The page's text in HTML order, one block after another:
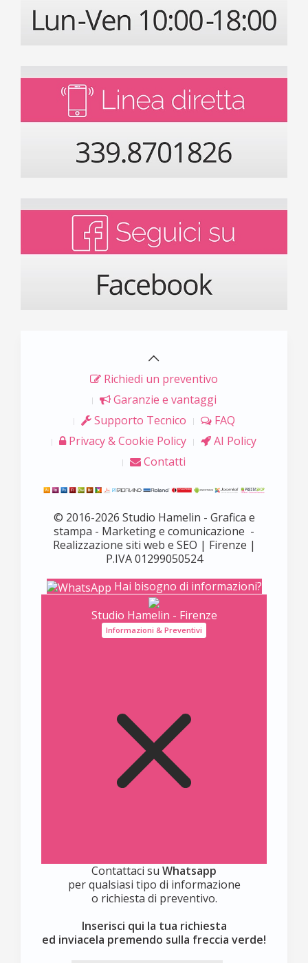
Richiedi un preventivo
Garanzie e vantaggi
Supporto Tecnico
FAQ
Privacy & Cookie Policy
AI Policy
Contatti
© 2016-2026 Studio Hamelin - Grafica e
stampa - Marketing e comunicazione -
Realizzazione siti web e SEO | Firenze |
P.IVA 01299050524
Hai bisogno di informazioni?
Studio Hamelin - Firenze
Informazioni & Preventivi
Contattaci su Whatsapp
per qualsiasi tipo di informazione
o richiesta di preventivo.
Inserisci qui la tua richiesta
ed inviacela premendo sulla freccia verde!